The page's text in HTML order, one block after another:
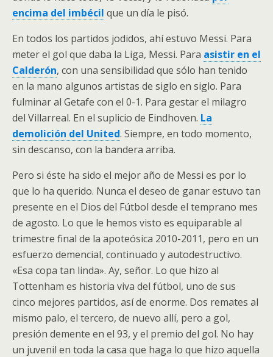
encima del imbécil que un día le pisó.
En todos los partidos jodidos, ahí estuvo Messi. Para
meter el gol que daba la Liga, Messi. Para asistir en el
Calderón, con una sensibilidad que sólo han tenido
en la mano algunos artistas de siglo en siglo. Para
fulminar al Getafe con el 0-1. Para gestar el milagro
del Villarreal. En el suplicio de Eindhoven. La
demolición del United. Siempre, en todo momento,
sin descanso, con la bandera arriba.
Pero si éste ha sido el mejor año de Messi es por lo
que lo ha querido. Nunca el deseo de ganar estuvo tan
presente en el Dios del Fútbol desde el temprano mes
de agosto. Lo que le hemos visto es equiparable al
trimestre final de la apoteósica 2010-2011, pero en un
esfuerzo demencial, continuado y autodestructivo.
«Esa copa tan linda». Ay, señor. Lo que hizo al
Tottenham es historia viva del fútbol, uno de sus
cinco mejores partidos, así de enorme. Dos remates al
mismo palo, el tercero, de nuevo allí, pero a gol,
presión demente en el 93, y el premio del gol. No hay
un juvenil en toda la casa que haga lo que hizo aquella